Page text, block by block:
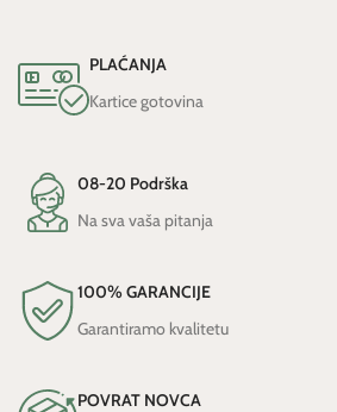
PLAĆANJA
Kartice gotovina
08-20 Podrška
Na sva vaša pitanja
100% GARANCIJE
Garantiramo kvalitetu
POVRAT NOVCA